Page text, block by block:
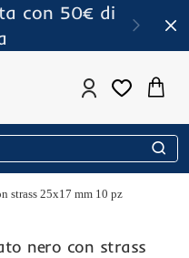
con 50€ di
nero con strass
strass 25x17 mm 10 pz